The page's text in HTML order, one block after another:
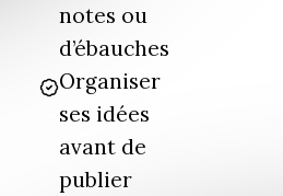
notes ou
d’ébauches
Organiser
ses idées
avant de
publier